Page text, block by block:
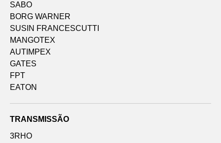
SABO
BORG WARNER
SUSIN FRANCESCUTTI
MANGOTEX
AUTIMPEX
GATES
FPT
EATON
TRANSMISSÃO
3RHO